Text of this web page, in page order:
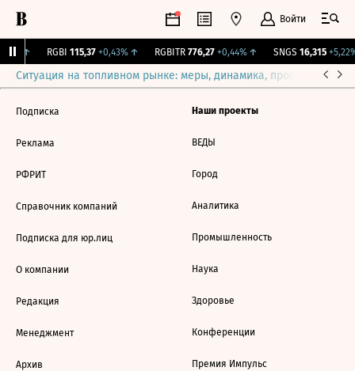
Войти
↑ RGBI 115,37 +0,43%↑ RGBITR 776,27 +0,44%↑ SNGS 16,315 +5,22%
Ситуация на топливном рынке: меры, динамика, прогнозы
Подписка
Реклама
РФРИТ
Справочник компаний
Подписка для юр.лиц
О компании
Редакция
Менеджмент
Архив
Наши проекты
ВЕДЫ
Город
Аналитика
Промышленность
Наука
Здоровье
Конференции
Премия Импульс